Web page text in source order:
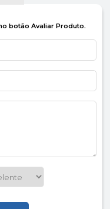
botão Avaliar Produto.